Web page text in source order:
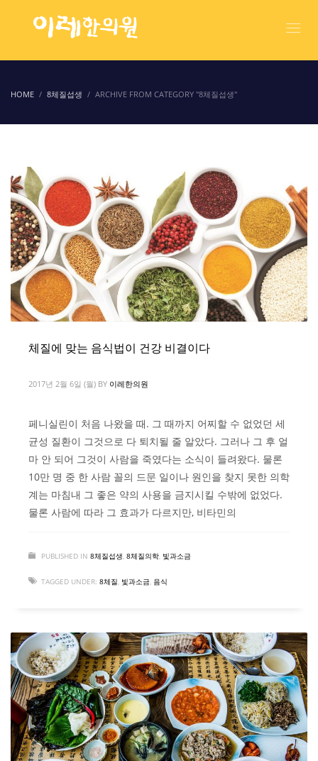
HOME 8체질섭생 ARCHIVE FROM CATEGORY "8체질섭생"
체질에 맞는 음식법이 건강 비결이다
2017년 2월 6일 (월) BY 이레한의원
페니실린이 처음 나왔을 때. 그 때까지 어찌할 수 없었던 세
균성 질환이 그것으로 다 퇴치될 줄 알았다. 그러나 그 후 얼
마 안 되어 그것이 사람을 죽였다는 소식이 들려왔다. 물론
10만 명 중 한 사람 꼴의 드문 일이나 원인을 찾지 못한 의학
계는 마침내 그 좋은 약의 사용을 금지시킬 수밖에 없었다.
물론 사람에 따라 그 효과가 다르지만, 비타민의
PUBLISHED IN 8체질섭생 8체질의학 빛과소금
TAGGED UNDER: 8체질 빛과소금 음식